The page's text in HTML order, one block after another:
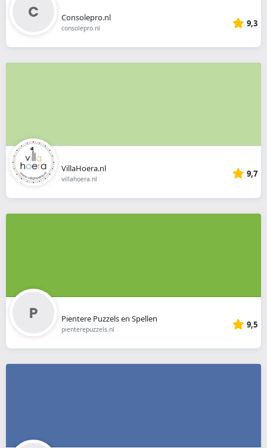
Consolepro.nl
consolepro.nl 9,3
VillaHoera.nl
villahoera.nl 9,7
Pientere Puzzels en Spellen
pienterepuzzels.nl 9,5